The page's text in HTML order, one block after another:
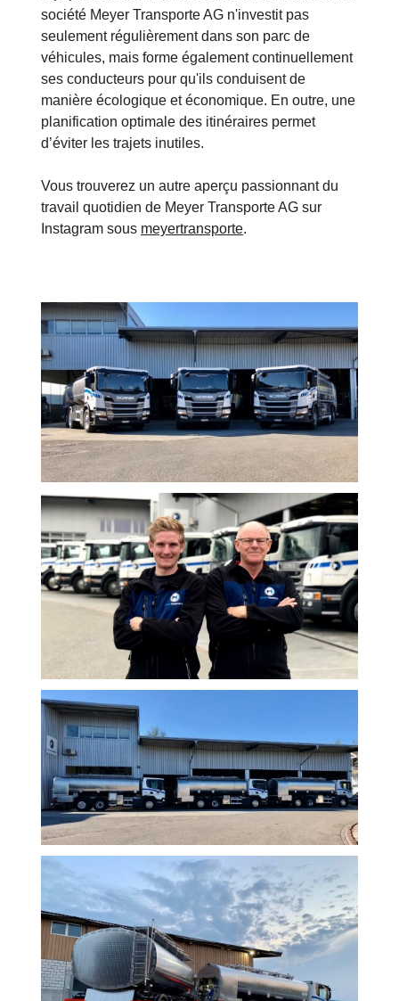
société Meyer Transporte AG n'investit pas
seulement régulièrement dans son parc de
véhicules, mais forme également continuellement
ses conducteurs pour qu'ils conduisent de
manière écologique et économique. En outre, une
planification optimale des itinéraires permet
d’éviter les trajets inutiles.
Vous trouverez un autre aperçu passionnant du
travail quotidien de Meyer Transporte AG sur
Instagram sous meyertransporte.